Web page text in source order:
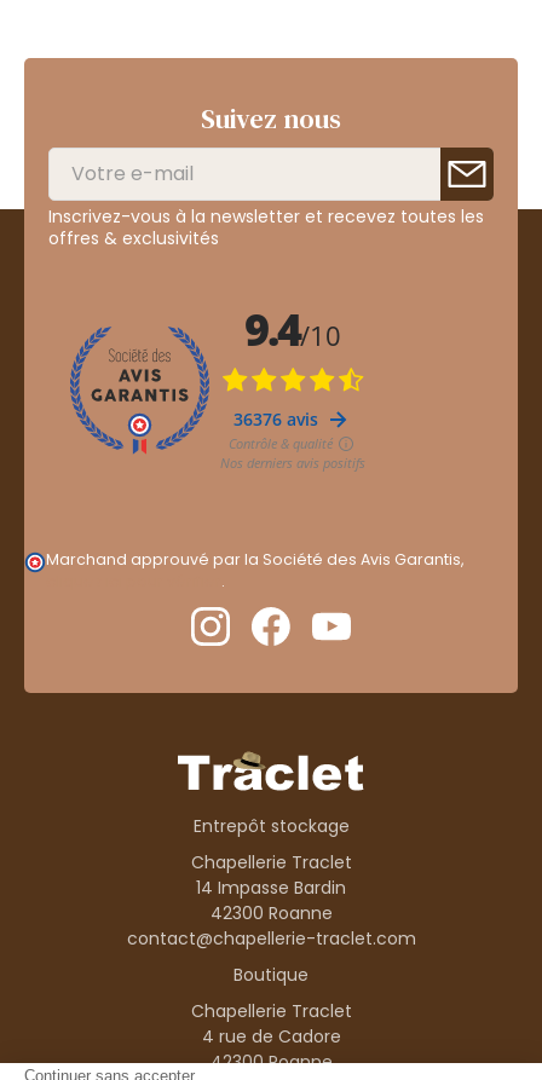
Suivez nous
Inscrivez-vous à la newsletter et recevez toutes les
offres & exclusivités
Marchand approuvé par la Société des Avis Garantis,
.
Entrepôt stockage
Chapellerie Traclet
14 Impasse Bardin
42300 Roanne
contact@chapellerie-traclet.com
Boutique
Chapellerie Traclet
4 rue de Cadore
42300 Roanne